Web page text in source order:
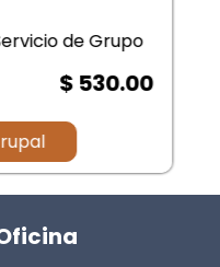
de Grupo
$ 530.00